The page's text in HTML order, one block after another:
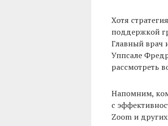
Хотя
поддержкой
Главный врач
Уппсале
рассмотреть
Напомним,
с
Zoom и